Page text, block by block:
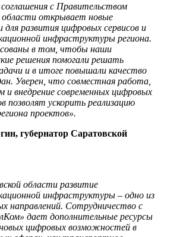
с Правительством
области открывает новые
развития цифровых сервисов и
инфраструктуры региона.
в том, чтобы наши
решения помогали решать
и в итоге повышали качество
Уверен, что совместная работа,
и внедрение современных цифровых
позволят ускорить реализацию
проектов».
губернатор Саратовской
области развитие
инфраструктуры – одно из
направлений. Сотрудничество с
дает дополнительные ресурсы
новых цифровых возможностей в